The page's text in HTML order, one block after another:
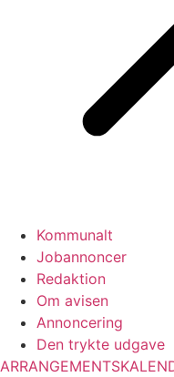
Kommunalt
Jobannoncer
Redaktion
Om avisen
Annoncering
Den trykte udgave